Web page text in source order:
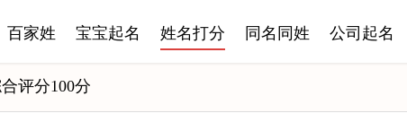
百家姓 宝宝起名 姓名打分 同名同姓 公司起名
评分100分